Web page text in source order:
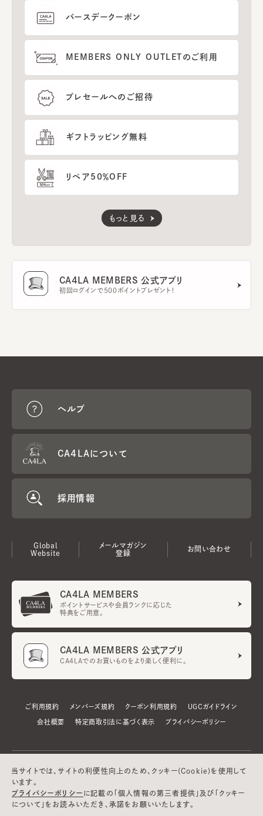
バースデークーポン
MEMBERS ONLY OUTLETのご利用
プレセールへのご招待
ギフトラッピング無料
リペア50％OFF
もっと見る
CA4LA MEMBERS 公式アプリ
初回ログインで500ポイントプレゼント！
ヘルプ
CA4LAについて
採用情報
Global
Website
メールマガジン
登録
お問い合わせ
CA4LA MEMBERS
ポイントサービスや会員ランクに応じた
特典をご用意。
CA4LA MEMBERS 公式アプリ
CA4LAでのお買いものをより楽しく便利に。
ご利用規約 メンバーズ規約 クーポン利用規約 UGCガイドライン
会社概要 特定商取引法に基づく表示 プライバシーポリシー
当サイトでは、サイトの利便性向上のため、クッキー(Cookie)を使用して
います。
プライバシーポリシー に記載の「個人情報の第三者提供」及び「クッキー
について」をお読みいただき、承諾をお願いいたします。